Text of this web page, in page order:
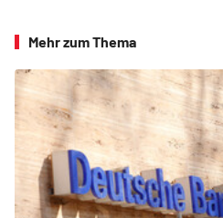
Mehr zum Thema